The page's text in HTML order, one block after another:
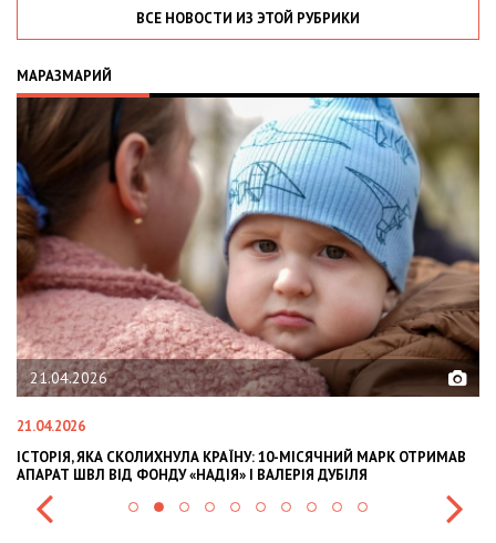
ВСЕ НОВОСТИ ИЗ ЭТОЙ РУБРИКИ
МАРАЗМАРИЙ
ОТРИМАВ
02.02.2026
OLEKSII ABASOV: HOW UKRAINIAN BUSINESSES CAN
INTERNATIONAL INVESTMENTS AND HEDGE RISKS